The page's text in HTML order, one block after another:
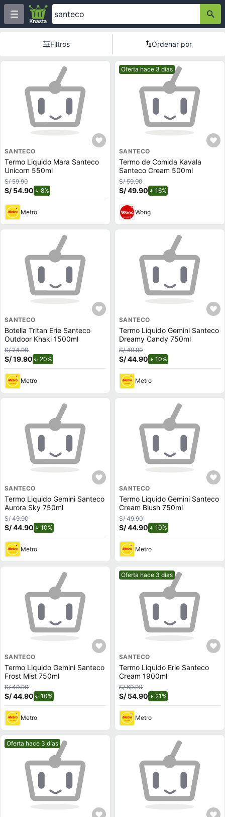
Filtros Ordenar por
SANTECO
Termo Liquido Mara Santeco
Unicorn 550ml
S/ 59.90
S/ 54.90 8%
Metro
Mejor precio.
Oferta hace 3 días
SANTECO
Termo de Comida Kavala
Santeco Cream 500ml
S/ 59.90
S/ 49.90 16%
Wong
SANTECO
Botella Tritan Erie Santeco
Outdoor Khaki 1500ml
S/ 24.90
S/ 19.90 20%
Metro
SANTECO
Termo Liquido Gemini Santeco
Dreamy Candy 750ml
S/ 49.90
S/ 44.90 10%
Metro
SANTECO
Termo Liquido Gemini Santeco
Aurora Sky 750ml
S/ 49.90
S/ 44.90 10%
Metro
SANTECO
Termo Liquido Gemini Santeco
Cream Blush 750ml
S/ 49.90
S/ 44.90 10%
Metro
SANTECO
Termo Liquido Gemini Santeco
Frost Mist 750ml
S/ 49.90
S/ 44.90 10%
Metro
Mejor precio.
Oferta hace 3 días
SANTECO
Termo Liquido Erie Santeco
Cream 1900ml
S/ 69.90
S/ 54.90 21%
Metro
Mejor precio.
Oferta hace 3 días